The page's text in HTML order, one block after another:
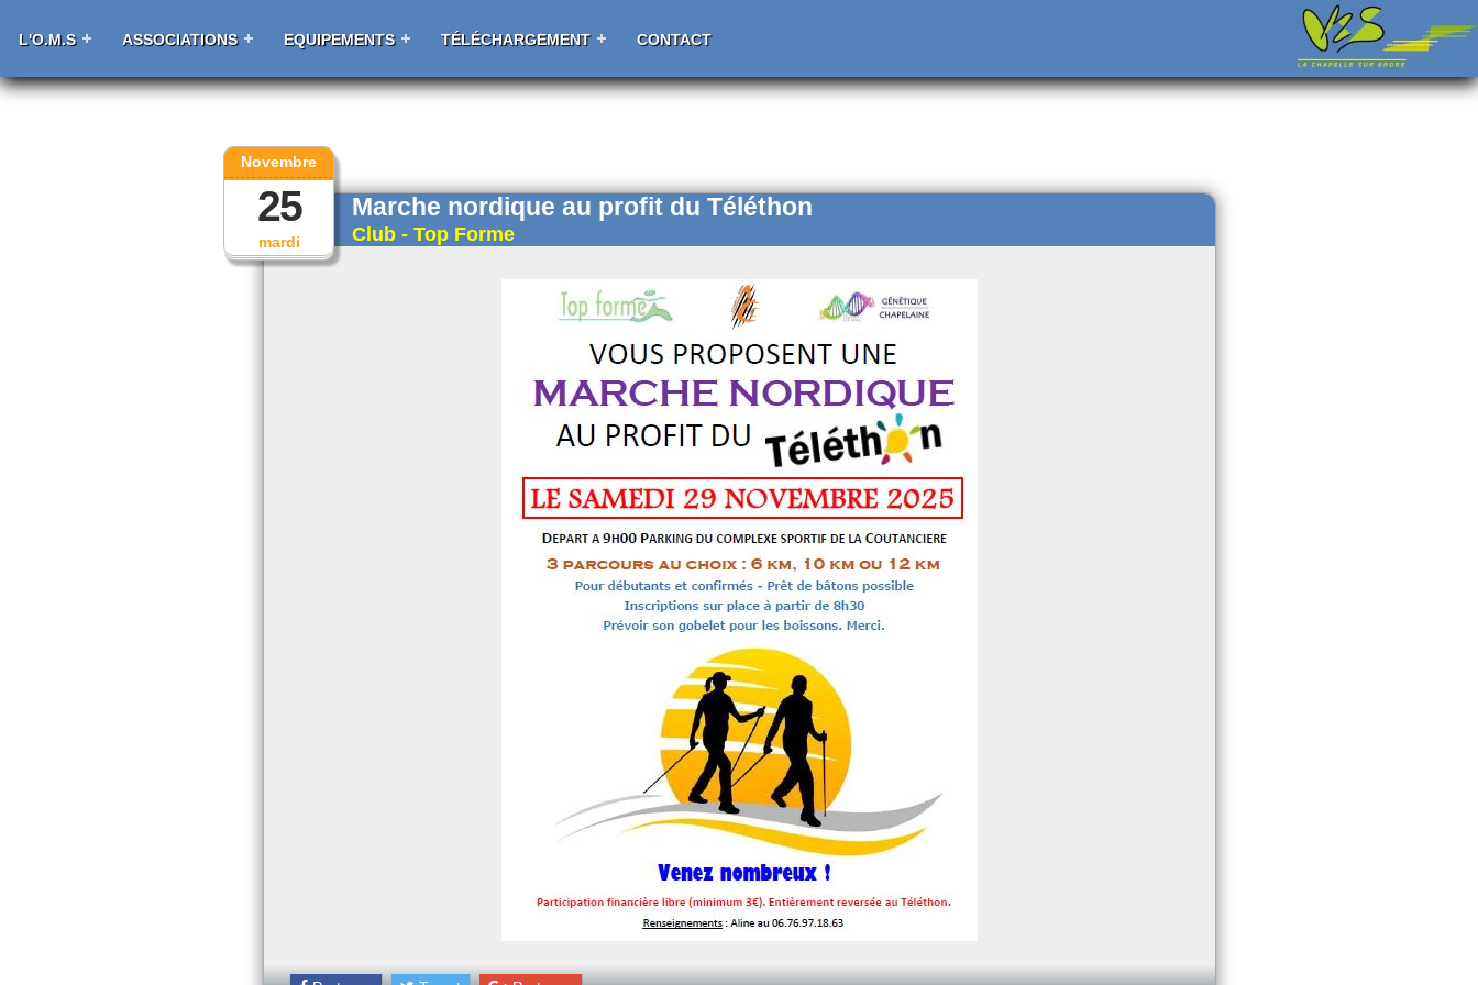
L'O.M.S ASSOCIATIONS EQUIPEMENTS TÉLÉCHARGEMENT CONTACT
mardi
Novembre
25 Marche nordique au profit du Téléthon
Club - Top Forme